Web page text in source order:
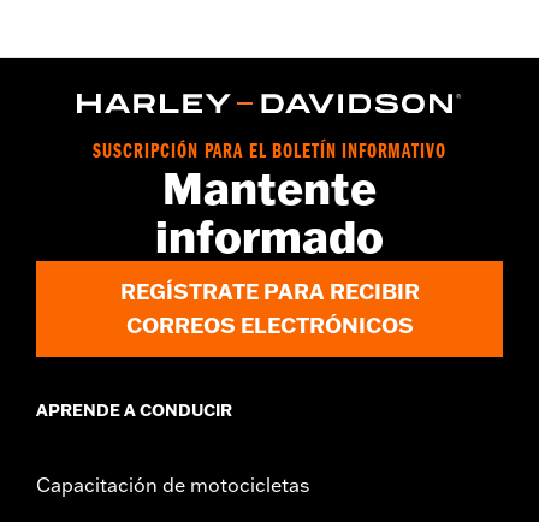
SUSCRIPCIÓN PARA EL BOLETÍN INFORMATIVO
Mantente
informado
REGÍSTRATE PARA RECIBIR
CORREOS ELECTRÓNICOS
APRENDE A CONDUCIR
Capacitación de motocicletas